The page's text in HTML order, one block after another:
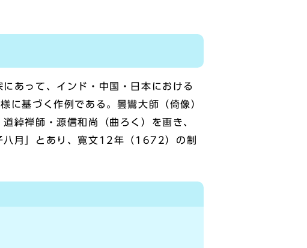
あって、インド・中国・日本における
に基づく作例である。曇鸞大師（倚像）
綽禅師・源信和尚（曲ろく）を画き、
八月」とあり、寛文12年（1672）の制